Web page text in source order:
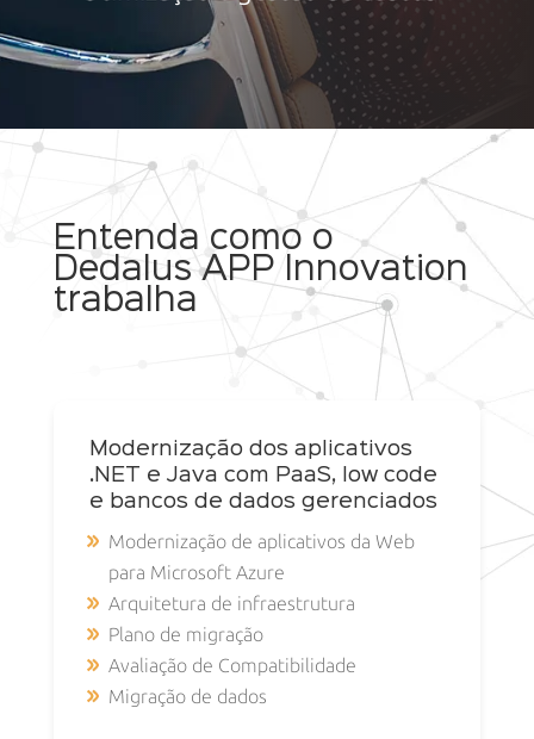
Entenda como o
Dedalus APP Innovation
trabalha
Modernização dos aplicativos
.NET e Java com PaaS, low code
e bancos de dados gerenciados
Modernização de aplicativos da Web
para Microsoft Azure
Arquitetura de infraestrutura
Plano de migração
Avaliação de Compatibilidade
Migração de dados